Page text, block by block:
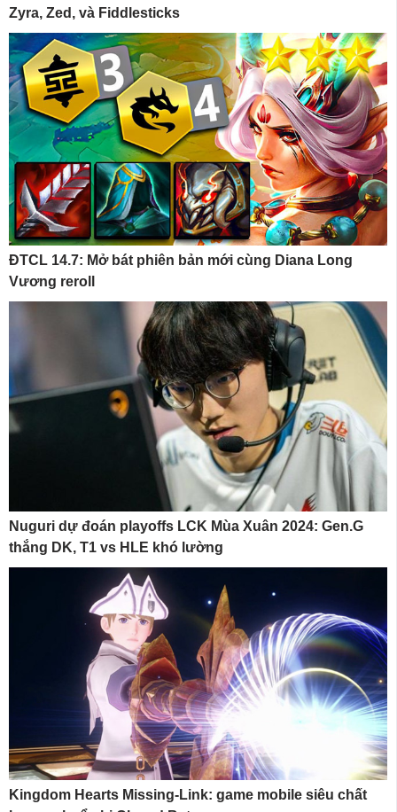
Zyra, Zed, và Fiddlesticks
ĐTCL 14.7: Mở bát phiên bản mới cùng Diana Long
Vương reroll
Nuguri dự đoán playoffs LCK Mùa Xuân 2024: Gen.G
thắng DK, T1 vs HLE khó lường
Kingdom Hearts Missing-Link: game mobile siêu chất